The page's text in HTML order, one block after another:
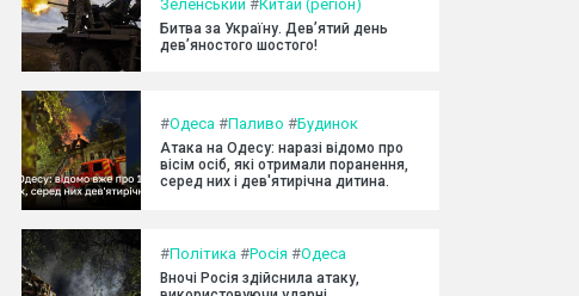
Зеленський #Китай (регіон)
Битва за Україну. Дев’ятий день
дев’яностого шостого!
#Одеса #Паливо #Будинок
Атака на Одесу: наразі відомо про
вісім осіб, які отримали поранення,
серед них і дев'ятирічна дитина.
#Політика #Росія #Одеса
Вночі Росія здійснила атаку,